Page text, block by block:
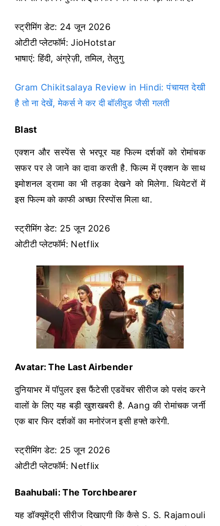
स्ट्रीमिंग डेट: 24 जून 2026
ओटीटी प्लेटफॉर्म: JioHotstar
भाषाएं: हिंदी, अंग्रेज़ी, तमिल, तेलुगु
Gram Chikitsalaya Review in Hindi: पंचायत देखी
है तो ना देखें, मेकर्स ने कर दी बॉलीवुड जैसी गलती
Blast
एक्शन और सस्पेंस से भरपूर यह फिल्म दर्शकों को रोमांचक
सफर पर ले जाने का दावा करती है. फिल्म में एक्शन के साथ
इमोशनल ड्रामा का भी तड़का देखने को मिलेगा. थियेटरों में
इस फिल्म को काफी अच्छा रिस्पोंस मिला था.
स्ट्रीमिंग डेट: 25 जून 2026
ओटीटी प्लेटफॉर्म: Netflix
Avatar: The Last Airbender
दुनियाभर में पॉपुलर इस फैंटेसी एडवेंचर सीरीज को पसंद करने
वालों के लिए यह बड़ी खुशखबरी है. Aang की रोमांचक जर्नी
एक बार फिर दर्शकों का मनोरंजन इसी हफ्ते करेगी.
स्ट्रीमिंग डेट: 25 जून 2026
ओटीटी प्लेटफॉर्म: Netflix
Baahubali: The Torchbearer
यह डॉक्यूमेंट्री सीरीज दिखाएगी कि कैसे S. S. Rajamouli